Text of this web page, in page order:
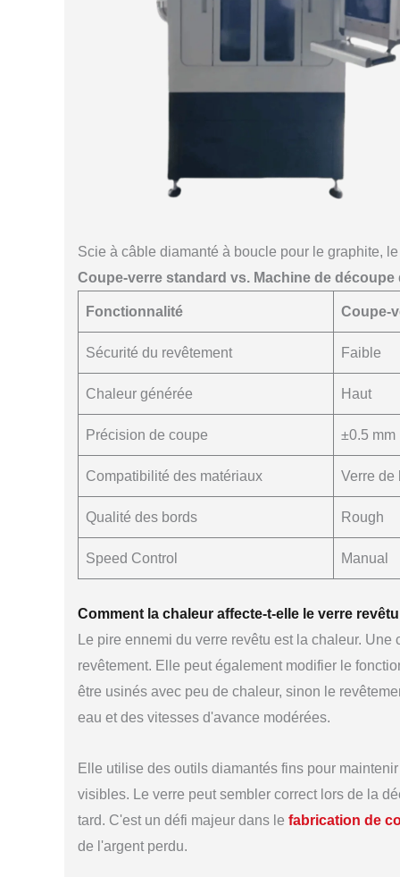
Scie à câble diamanté à boucle pour le graphite,
Coupe-verre standard vs. Machine de
Fonctionnalité Coupe-
Sécurité du revêtement Faible
Chaleur générée Haut
Précision de coupe ±0.5 mm
Compatibilité des matériaux Verre de
Qualité des bords Rough
Speed Control Manual
Comment la chaleur affecte-t-elle le verre
Le pire ennemi du verre revêtu est la chaleur.
revêtement. Elle peut également modifier le
être usinés avec peu de chaleur, sinon le
eau et des vitesses d'avance modérées.
Elle utilise des outils diamantés fins pour
visibles. Le verre peut sembler correct lors de la
tard. C'est un défi majeur dans le fabrication de
de l'argent perdu.